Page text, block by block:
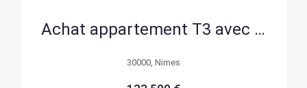
Achat appartement T3 avec terrasse à Nîmes – Dernier étage, résidence sécurisée
30000, Nimes